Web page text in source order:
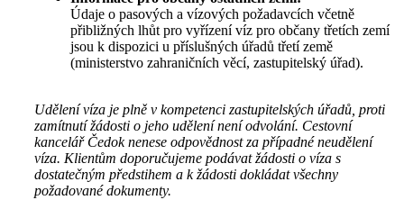
Údaje o pasových a vízových požadavcích včetně
přibližných lhůt pro vyřízení víz pro občany třetích zemí
jsou k dispozici u příslušných úřadů třetí země
(ministerstvo zahraničních věcí, zastupitelský úřad).
Udělení víza je plně v kompetenci zastupitelských úřadů, proti
zamítnutí žádosti o jeho udělení není odvolání. Cestovní
kancelář Čedok nenese odpovědnost za případné neudělení
víza. Klientům doporučujeme podávat žádosti o víza s
dostatečným předstihem a k žádosti dokládat všechny
požadované dokumenty.